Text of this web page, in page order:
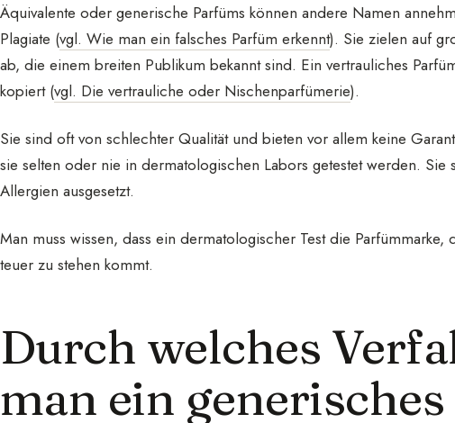
Äquivalente oder generische Parfüms können andere Namen
Plagiate (vgl. Wie man ein falsches Parfüm erkennt). Sie zielen auf
ab, die einem breiten Publikum bekannt sind. Ein vertrauliches
kopiert (vgl. Die vertrauliche oder Nischenparfümerie).
Sie sind oft von schlechter Qualität und bieten vor allem keine
sie selten oder nie in dermatologischen Labors getestet werden.
Allergien ausgesetzt.
Man muss wissen, dass ein dermatologischer Test die
teuer zu stehen kommt.
Durch welches
man ein